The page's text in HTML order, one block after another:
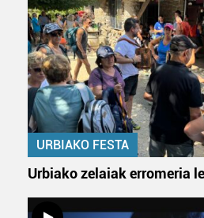
URBIAKO FESTA
Urbiako zelaiak erromeria